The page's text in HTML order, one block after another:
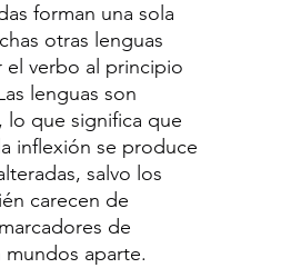
forman una sola
otras lenguas
el verbo al principio
lenguas son
lo que significa que
inflexión se produce
salvo los
carecen de
de
aparte.